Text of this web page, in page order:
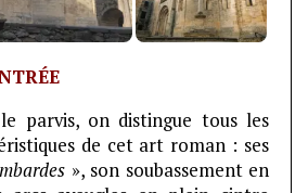
parvis, on distingue tous les
de cet art roman : ses
», son soubassement en